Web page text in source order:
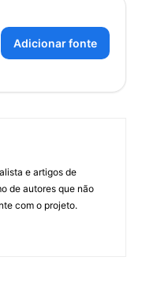
Adicionar fonte
e artigos de
de autores que não
com o projeto.